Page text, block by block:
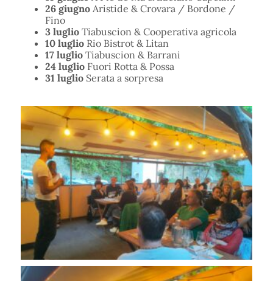
26 giugno Aristide & Crovara / Bordone /
Fino
3 luglio Tiabuscion & Cooperativa agricola
10 luglio Rio Bistrot & Litan
17 luglio Tiabuscion & Barrani
24 luglio Fuori Rotta & Possa
31 luglio Serata a sorpresa